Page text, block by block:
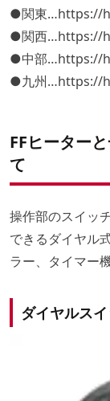
●関東…https://
●関西…https://
●中部…https://
●九州…https://
FFヒーター
て
操作部のスイッ
できるダイヤル
ラー、タイマー
ダイヤルス